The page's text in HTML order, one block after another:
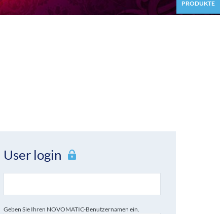
User login
Geben Sie Ihren NOVOMATIC-Benutzernamen ein.
PRODUKTE